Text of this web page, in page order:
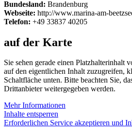
Bundesland: Brandenburg
Webseite: http://www.marina-am-
Telefon: +49 33837 40205
auf der Karte
Sie sehen gerade einen Platzhalterinhalt
auf den eigentlichen Inhalt zuzugreifen,
Schaltfläche unten. Bitte beachten Sie,
Drittanbieter weitergegeben werden.
Mehr Informationen
Inhalte entsperren
Erforderlichen Service akzeptieren und